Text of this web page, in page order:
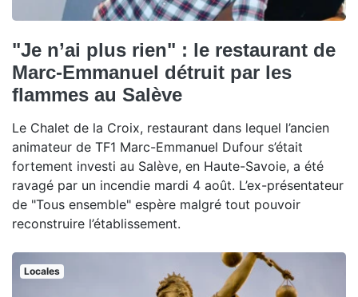
"Je n’ai plus rien" : le restaurant de
Marc-Emmanuel détruit par les
flammes au Salève
Le Chalet de la Croix, restaurant dans lequel l’ancien
animateur de TF1 Marc-Emmanuel Dufour s’était
fortement investi au Salève, en Haute-Savoie, a été
ravagé par un incendie mardi 4 août. L’ex-présentateur
de "Tous ensemble" espère malgré tout pouvoir
reconstruire l’établissement.
Locales